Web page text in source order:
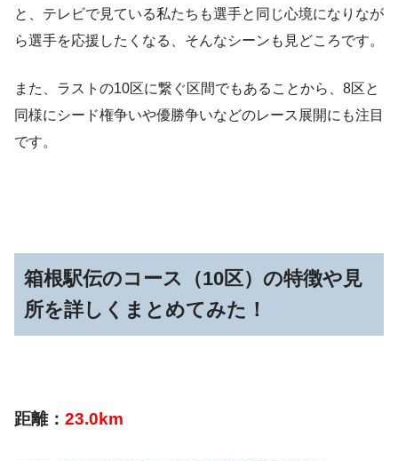
と、テレビで見ている私たちも選手と同じ心境になりなが
ら選手を応援したくなる、そんなシーンも見どころです。
また、ラストの10区に繋ぐ区間でもあることから、8区と
同様にシード権争いや優勝争いなどのレース展開にも注目
です。
箱根駅伝のコース（10区）の特徴や見
所を詳しくまとめてみた！
距離： 23.0km